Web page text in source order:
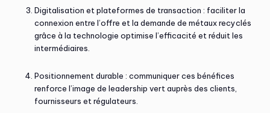
Digitalisation et plateformes de transaction : faciliter la
connexion entre l’offre et la demande de métaux recyclés
grâce à la technologie optimise l’efficacité et réduit les
intermédiaires.
Positionnement durable : communiquer ces bénéfices
renforce l’image de leadership vert auprès des clients,
fournisseurs et régulateurs.